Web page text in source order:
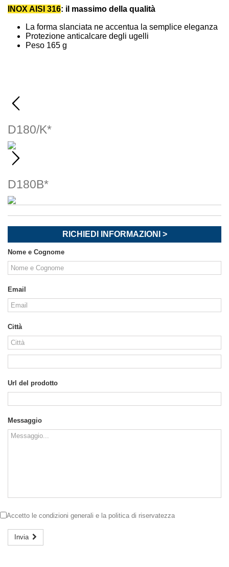
INOX AISI 316: il massimo della qualità
La forma slanciata ne accentua la semplice eleganza
Protezione anticalcare degli ugelli
Peso 165 g
D180/K*
D180B*
RICHIEDI INFORMAZIONI >
Nome e Cognome
Email
Città
Url del prodotto
Messaggio
Accetto le condizioni generali e la politica di riservatezza
Invia